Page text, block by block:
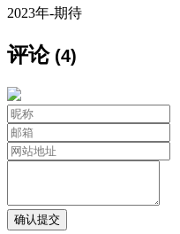
2023年-期待
评论(4)